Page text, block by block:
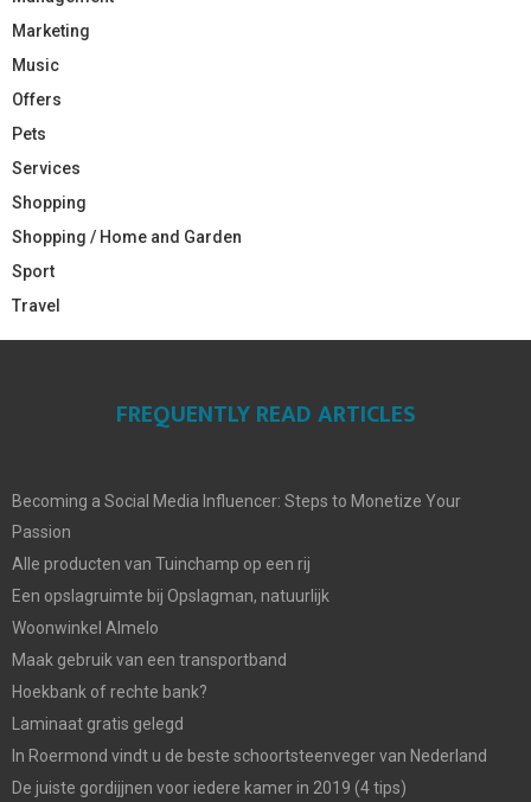
Marketing
Music
Offers
Pets
Services
Shopping
Shopping / Home and Garden
Sport
Travel
FREQUENTLY READ ARTICLES
Becoming a Social Media Influencer: Steps to Monetize Your
Passion
Alle producten van Tuinchamp op een rij
Een opslagruimte bij Opslagman, natuurlijk
Woonwinkel Almelo
Maak gebruik van een transportband
Hoekbank of rechte bank?
Laminaat gratis gelegd
In Roermond vindt u de beste schoortsteenveger van Nederland
De juiste gordijjnen voor iedere kamer in 2019 (4 tips)